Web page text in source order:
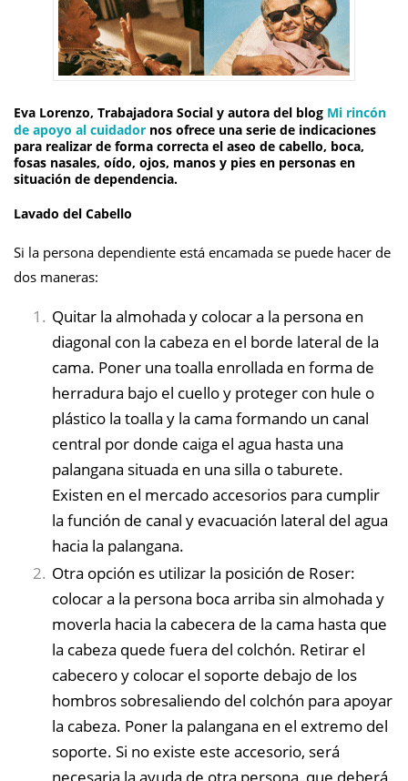
Eva Lorenzo, Trabajadora Social y autora del blog Mi rincón
de apoyo al cuidador nos ofrece una serie de indicaciones
para realizar de forma correcta el aseo de cabello, boca,
fosas nasales, oído, ojos, manos y pies en personas en
situación de dependencia.
Lavado del Cabello
Si la persona dependiente está encamada se puede hacer de
dos maneras:
Quitar la almohada y colocar a la persona en
diagonal con la cabeza en el borde lateral de la
cama. Poner una toalla enrollada en forma de
herradura bajo el cuello y proteger con hule o
plástico la toalla y la cama formando un canal
central por donde caiga el agua hasta una
palangana situada en una silla o taburete.
Existen en el mercado accesorios para cumplir
la función de canal y evacuación lateral del agua
hacia la palangana.
Otra opción es utilizar la posición de Roser:
colocar a la persona boca arriba sin almohada y
moverla hacia la cabecera de la cama hasta que
la cabeza quede fuera del colchón. Retirar el
cabecero y colocar el soporte debajo de los
hombros sobresaliendo del colchón para apoyar
la cabeza. Poner la palangana en el extremo del
soporte. Si no existe este accesorio, será